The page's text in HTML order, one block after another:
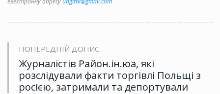
ПОПЕРЕДНІЙ ДОПИС
Журналістів Район.ін.юа, які
розслідували факти торгівлі Польщі з
росією, затримали та депортували